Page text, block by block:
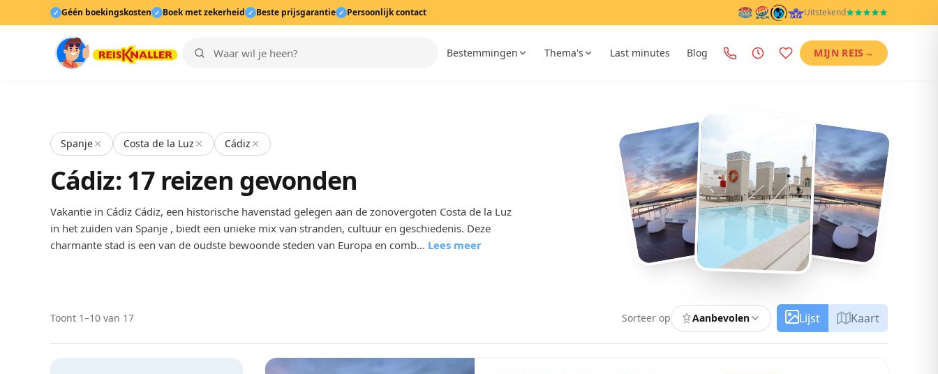
✓ Géén boekingskosten ✓ Boek met zekerheid ✓ Beste prijsgarantie ✓ Persoonlijk contact Uitstekend
Bestemmingen Thema's Last minutes Blog MIJN REIS →
Spanje Costa de la Luz Cádiz
Cádiz: 17 reizen gevonden
Vakantie in Cádiz Cádiz, een historische havenstad gelegen aan de zonovergoten Costa de la Luz
in het zuiden van Spanje , biedt een unieke mix van stranden, cultuur en geschiedenis. Deze
charmante stad is een van de oudste bewoonde steden van Europa en comb… Lees meer
Toont 1–10 van 17 Sorteer op Aanbevolen Lijst Kaart